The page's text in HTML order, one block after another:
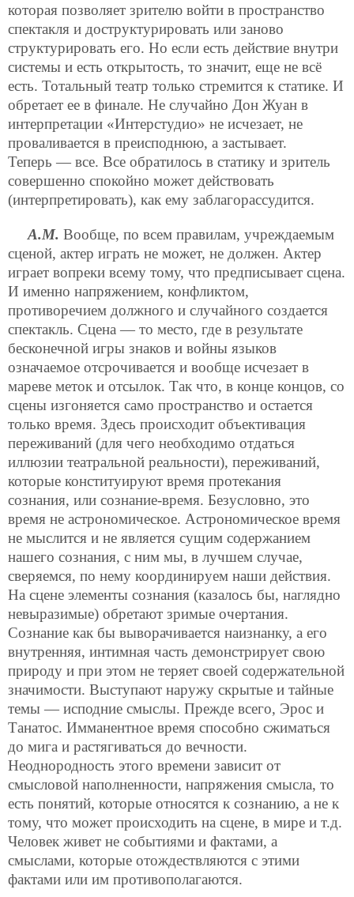
которая позволяет зрителю войти в пространство
спектакля и доструктурировать или заново
структурировать его. Но если есть действие внутри
системы и есть открытость, то значит, еще не всё
есть. Тотальный театр только стремится к статике. И
обретает ее в финале. Не случайно Дон Жуан в
интерпретации «Интерстудио» не исчезает, не
проваливается в преисподнюю, а застывает.
Теперь — все. Все обратилось в статику и зритель
совершенно спокойно может действовать
(интерпретировать), как ему заблагорассудится.
А.М. Вообще, по всем правилам, учреждаемым
сценой, актер играть не может, не должен. Актер
играет вопреки всему тому, что предписывает сцена.
И именно напряжением, конфликтом,
противоречием должного и случайного создается
спектакль. Сцена — то место, где в результате
бесконечной игры знаков и войны языков
означаемое отсрочивается и вообще исчезает в
мареве меток и отсылок. Так что, в конце концов, со
сцены изгоняется само пространство и остается
только время. Здесь происходит объективация
переживаний (для чего необходимо отдаться
иллюзии театральной реальности), переживаний,
которые конституируют время протекания
сознания, или сознание-время. Безусловно, это
время не астрономическое. Астрономическое время
не мыслится и не является сущим содержанием
нашего сознания, с ним мы, в лучшем случае,
сверяемся, по нему координируем наши действия.
На сцене элементы сознания (казалось бы, наглядно
невыразимые) обретают зримые очертания.
Сознание как бы выворачивается наизнанку, а его
внутренняя, интимная часть демонстрирует свою
природу и при этом не теряет своей содержательной
значимости. Выступают наружу скрытые и тайные
темы — исподние смыслы. Прежде всего, Эрос и
Танатос. Имманентное время способно сжиматься
до мига и растягиваться до вечности.
Неоднородность этого времени зависит от
смысловой наполненности, напряжения смысла, то
есть понятий, которые относятся к сознанию, а не к
тому, что может происходить на сцене, в мире и т.д.
Человек живет не событиями и фактами, а
смыслами, которые отождествляются с этими
фактами или им противополагаются.